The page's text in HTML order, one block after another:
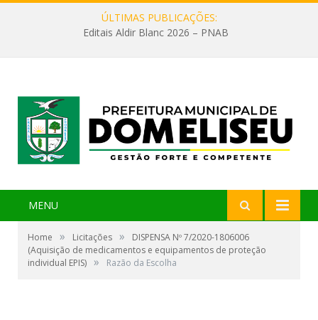
ÚLTIMAS PUBLICAÇÕES:
Editais Aldir Blanc 2026 – PNAB
MENU
Home » Licitações »
DISPENSA Nº 7/2020-1806006
(Aquisição de medicamentos e equipamentos de proteção
individual EPIS) » Razão da Escolha